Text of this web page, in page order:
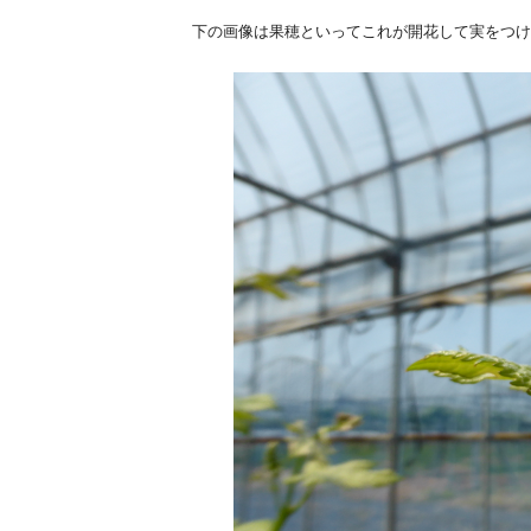
下の画像は果穂といってこれが開花して実をつ